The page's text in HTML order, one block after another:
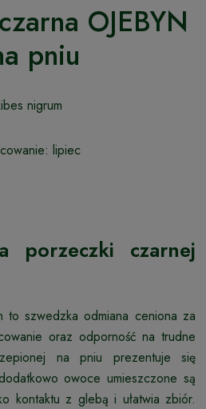
OJEBYN
pniu
nigrum
lipiec
porzeczki czarnej
to szwedzka odmiana ceniona za
oraz odporność na trudne
na pniu prezentuje się
owoce umieszczone są
kontaktu z glebą i ułatwia zbiór.